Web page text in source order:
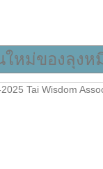
ใหม่ของลุง
Tai Wisdom